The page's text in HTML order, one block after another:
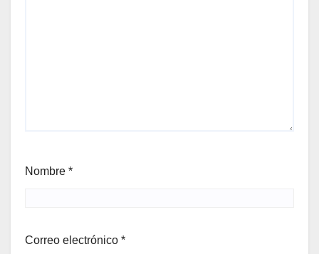
Nombre *
Correo electrónico *